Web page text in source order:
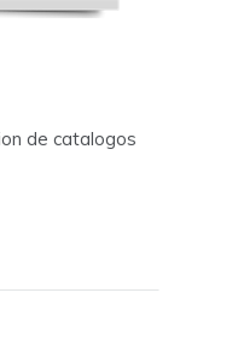
de catalogos